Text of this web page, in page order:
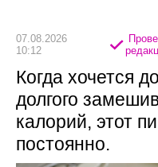
07.08.2026
10:12
Когда хочется
долгого
калорий, этот
постоянно.